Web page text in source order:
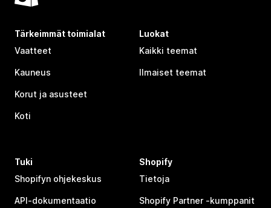
Tärkeimmät toimialat
Vaatteet
Kauneus
Korut ja asusteet
Koti
Luokat
Kaikki teemat
Ilmaiset teemat
Tuki
Shopifyn ohjekeskus
API-dokumentaatio
Shopify
Tietoja
Shopify Partner ‑kumppanit